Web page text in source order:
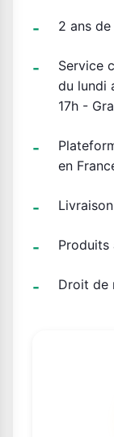
2 ans
Service
du lundi
17h -
en
Produits
Droit de